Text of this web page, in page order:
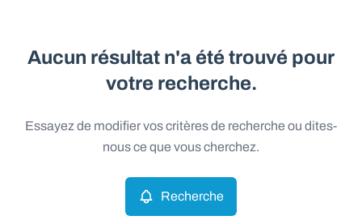
Aucun résultat n'a été trouvé pour
votre recherche.
Essayez de modifier vos critères de recherche ou dites-
nous ce que vous cherchez.
Recherche